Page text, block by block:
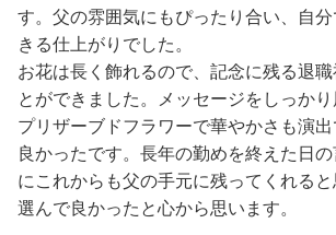
す。父の雰囲気にもぴったり合い、自
きる仕上がりでした。
お花は長く飾れるので、記念に残る退
とができました。メッセージをしっか
プリザーブドフラワーで華やかさも演
良かったです。長年の勤めを終えた日
にこれからも父の手元に残ってくれる
選んで良かったと心から思います。